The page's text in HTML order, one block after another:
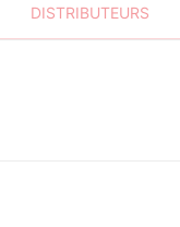
DISTRIBUTEURS